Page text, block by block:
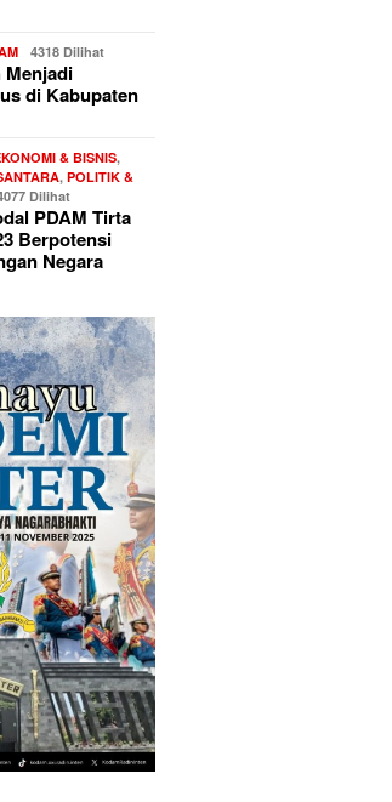
4318 Dilihat
Menjadi
di Kabupaten
& BISNIS,
,POLITIK &
Dilihat
PDAM Tirta
Berpotensi
Negara